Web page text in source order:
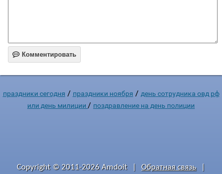
 Комментировать
праздники сегодня / праздники ноября / день сотрудника овд рф
или день милиции / поздравление на день полиции
Copyright © 2011-2026 Amdoit Обратная связь